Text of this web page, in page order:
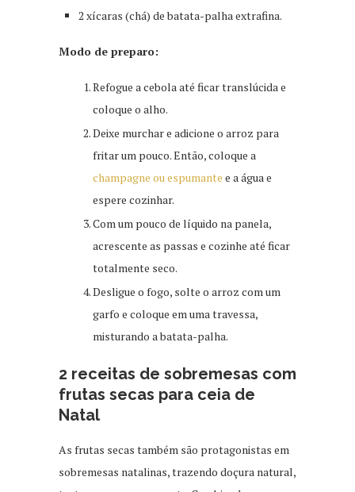
2 xícaras (chá) de batata-palha extrafina.
Modo de preparo:
Refogue a cebola até ficar translúcida e
coloque o alho.
Deixe murchar e adicione o arroz para
fritar um pouco. Então, coloque a
champagne ou espumante e a água e
espere cozinhar.
Com um pouco de líquido na panela,
acrescente as passas e cozinhe até ficar
totalmente seco.
Desligue o fogo, solte o arroz com um
garfo e coloque em uma travessa,
misturando a batata-palha.
2 receitas de sobremesas com
frutas secas para ceia de
Natal
As frutas secas também são protagonistas em
sobremesas natalinas, trazendo doçura natural,